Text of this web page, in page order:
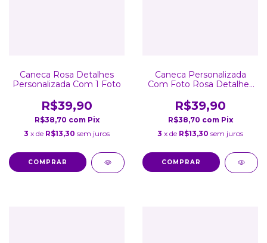
Caneca Rosa Detalhes
Personalizada Com 1 Foto
R$39,90
R$38,70 com Pix
3 x de R$13,30 sem juros
COMPRAR
Caneca Personalizada
Com Foto Rosa Detalhes
R$39,90
R$38,70 com Pix
3 x de R$13,30 sem juros
COMPRAR